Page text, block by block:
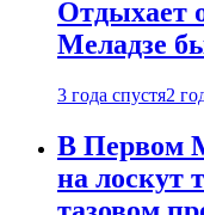
Отдыхает
Меладзе
3 года спустя2
В Первом
на лоскут